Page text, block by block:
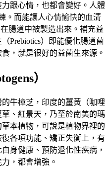
跟心情，也都會變好。人體
。而能讓人心情愉快的血清
腸道中被製造出來。補充益
Prebiotics）即能優化腸道菌
，就是很好的益菌生來源。
）
牛樟芝，印度的薑黃（咖哩
、紅景天，乃至於南美的瑪
本植物，可說是植物界裡的
各項功能、矯正失衡上，有
身健康、預防退化性疾病，
，都會增強。